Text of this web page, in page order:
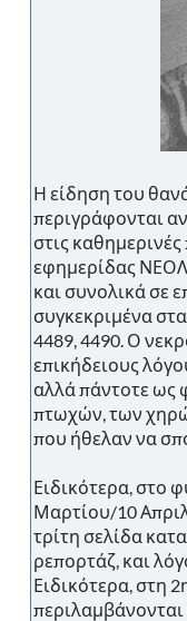
Η είδηση του
περιγράφονται
στις
εφημερίδας
και συνολικά σε
συγκεκριμένα
4489, 4490. Ο
επικήδειους
αλλά πάντοτε ως
πτωχών, των
που ήθελαν να
Ειδικότερα, στο
Μαρτίου/10
τρίτη σελίδα
ρεπορτάζ, και
Ειδικότερα, στη